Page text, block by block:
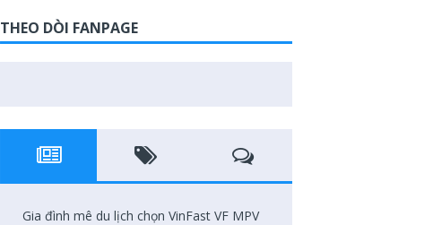
THEO DÒI FANPAGE
Gia đình mê du lịch chọn VinFast VF MPV